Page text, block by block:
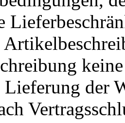
der